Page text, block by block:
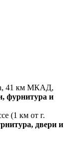
41 км МКАД,
фурнитура и
(1 км от г.
двери и